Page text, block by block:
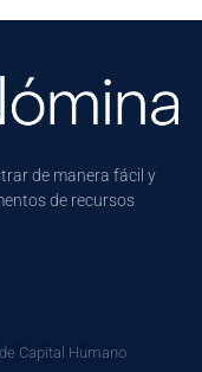
de manera fácil y
de recursos
Capital Humano